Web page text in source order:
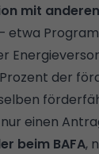
mit
etwa
der
einen
beim BAFA,